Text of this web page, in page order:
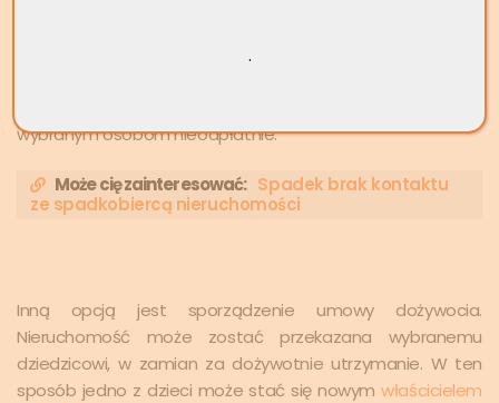
majątku w wybrany przez siebie sposób – jednym z nich
wybranym osobom nieodpłatnie.
Może cię zainteresować: Spadek brak kontaktu
ze spadkobiercą nieruchomości
Inną opcją jest sporządzenie umowy dożywocia.
Nieruchomość może zostać przekazana wybranemu
dziedzicowi, w zamian za dożywotnie utrzymanie. W ten
sposób jedno z dzieci może stać się nowymwłaścicielem
.